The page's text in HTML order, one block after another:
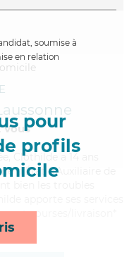
soumise à
en relation
pour
profils
Vous
Clothilde a 14 ans
d'État d'Auxiliaire de
et courses/livraison*